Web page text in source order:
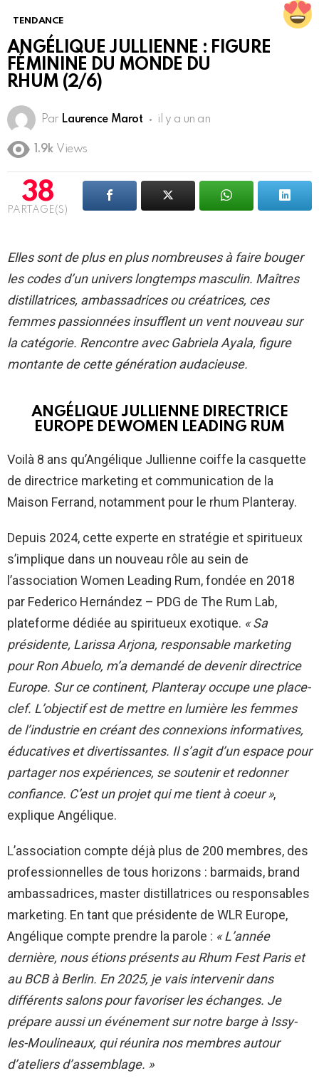
TENDANCE
ANGÉLIQUE JULLIENNE : FIGURE
FÉMININE DU MONDE DU
RHUM (2/6)
Par Laurence Marot il y a un an
1.9k Views
38
PARTAGE(S)
Elles sont de plus en plus nombreuses à faire bouger
les codes d’un univers longtemps masculin. Maîtres
distillatrices, ambassadrices ou créatrices, ces
femmes passionnées insufflent un vent nouveau sur
la catégorie. Rencontre avec Gabriela Ayala, figure
montante de cette génération audacieuse.
ANGÉLIQUE JULLIENNE DIRECTRICE
EUROPE DE WOMEN LEADING RUM
Voilà 8 ans qu’Angélique Jullienne coiffe la casquette
de directrice marketing et communication de la
Maison Ferrand, notamment pour le rhum Planteray.
Depuis 2024, cette experte en stratégie et spiritueux
s’implique dans un nouveau rôle au sein de
l’association Women Leading Rum, fondée en 2018
par Federico Hernández – PDG de The Rum Lab,
plateforme dédiée au spiritueux exotique. « Sa
présidente, Larissa Arjona, responsable marketing
pour Ron Abuelo, m’a demandé de devenir directrice
Europe. Sur ce continent, Planteray occupe une place-
clef. L’objectif est de mettre en lumière les femmes
de l’industrie en créant des connexions informatives,
éducatives et divertissantes. Il s’agit d’un espace pour
partager nos expériences, se soutenir et redonner
confiance. C’est un projet qui me tient à coeur »,
explique Angélique.
L’association compte déjà plus de 200 membres, des
professionnelles de tous horizons : barmaids, brand
ambassadrices, master distillatrices ou responsables
marketing. En tant que présidente de WLR Europe,
Angélique compte prendre la parole : « L’année
dernière, nous étions présents au Rhum Fest Paris et
au BCB à Berlin. En 2025, je vais intervenir dans
différents salons pour favoriser les échanges. Je
prépare aussi un événement sur notre barge à Issy-
les-Moulineaux, qui réunira nos membres autour
d’ateliers d’assemblage. »